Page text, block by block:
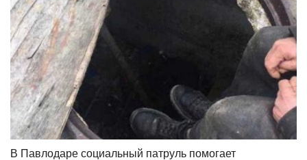
В Павлодаре социальный патруль помогает